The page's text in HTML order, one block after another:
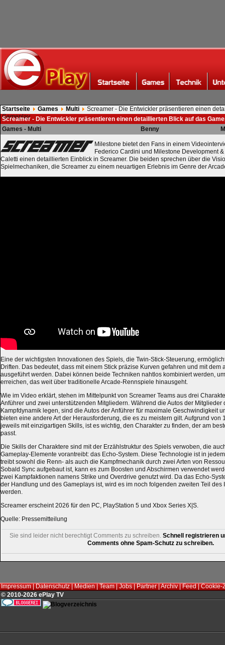
Startseite Games Multi
Screamer - Die Entwickler präsentieren einen
Gameplay
Screamer - Die Entwickler präsentieren einen detaillierten Blick auf das
Games - Multi
Benny
Milestone bietet den Fans in einem
Federico Cardini und Milestone Development
Caletti einen detaillierten Einblick in Screamer. Die beiden sprechen über die
Spielmechaniken, die Screamer zu einem neuartigen Erlebnis im Genre der
Eine der wichtigsten Innovationen des Spiels, die Twin-Stick-Steuerung,
Driften. Das bedeutet, dass mit einem Stick präzise Kurven gefahren und mit dem
ausgeführt werden. Dabei können beide Techniken nahtlos kombiniert werden,
erreichen, das weit über traditionelle Arcade-Rennspiele hinausgeht.
Wie im Video erklärt, stehen im Mittelpunkt von Screamer Teams aus drei
Anführer und zwei unterstützenden Mitgliedern. Während die Autos der Mitglieder
Kampfdynamik legen, sind die Autos der Anführer für maximale Geschwindigkeit
bieten eine andere Art der Herausforderung, die es zu meistern gilt. Aufgrund von
jeweils mit einzigartigen Skills, ist es wichtig, den Charakter zu finden, der am
passt.
Die Skills der Charaktere sind mit der Erzählstruktur des Spiels verwoben, die
Gameplay-Elemente vorantreibt: das Echo-System. Diese Technologie ist in
treibt sowohl die Renn- als auch die Kampfmechanik durch zwei Arten von
Sobald Sync aufgebaut ist, kann es zum Boosten und Abschirmen verwendet
zwei Kampfaktionen namens Strike und Overdrive genutzt wird. Da das Echo-
der Handlung und des Gameplays ist, wird es im noch folgenden zweiten Teil des
werden.
Screamer erscheint 2026 für den PC, PlayStation 5 und Xbox Series X|S.
Quelle: Pressemitteilung
Sie sind leider nicht berechtigt Comments zu schreiben. Schnell registrieren
Comments ohne Spam-Schutz zu schreiben.
Impressum|Datenschutz|Medien|Team|Jobs|Partner|Archiv|Feed|Cookie-
© 2010-2026 ePlay TV